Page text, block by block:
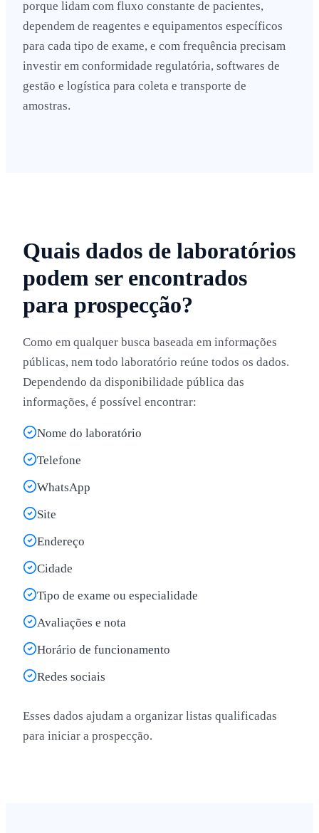
porque lidam com fluxo constante de pacientes,
dependem de reagentes e equipamentos específicos
para cada tipo de exame, e com frequência precisam
investir em conformidade regulatória, softwares de
gestão e logística para coleta e transporte de
amostras.
Quais dados de laboratórios
podem ser encontrados
para prospecção?
Como em qualquer busca baseada em informações
públicas, nem todo laboratório reúne todos os dados.
Dependendo da disponibilidade pública das
informações, é possível encontrar:
Nome do laboratório
Telefone
WhatsApp
Site
Endereço
Cidade
Tipo de exame ou especialidade
Avaliações e nota
Horário de funcionamento
Redes sociais
Esses dados ajudam a organizar listas qualificadas
para iniciar a prospecção.